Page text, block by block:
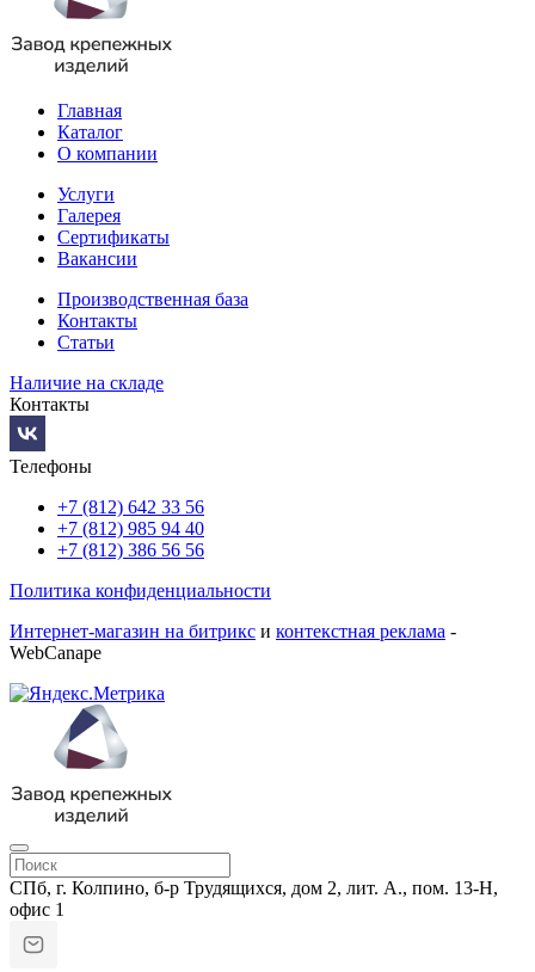
Главная
Каталог
О компании
Услуги
Галерея
Сертификаты
Вакансии
Производственная база
Контакты
Статьи
Наличие на складе
Контакты
Телефоны
+7 (812) 642 33 56
+7 (812) 985 94 40
+7 (812) 386 56 56
Политика конфиденциальности
Интернет-магазин на битрикс и контекстная реклама -
WebCanape
СПб, г. Колпино, б-р Трудящихся, дом 2, лит. А., пом. 13-Н,
офис 1